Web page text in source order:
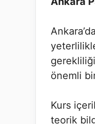
önemli
Kurs
teorik